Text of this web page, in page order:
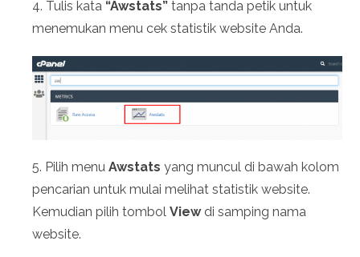
4. Tulis kata “Awstats” tanpa tanda petik untuk
menemukan menu cek statistik website Anda.
5. Pilih menu Awstats yang muncul di bawah kolom
pencarian untuk mulai melihat statistik website.
Kemudian pilih tombol Viewdi samping nama
website.